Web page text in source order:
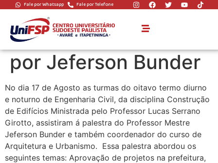
Fale por Whatsapp Fale por Telefone
Engenharia Civil em
Palestra ministrada
por Jeferson Bunder
No dia 17 de Agosto as turmas do oitavo termo diurno
e noturno de Engenharia Civil, da disciplina Construção
de Edifícios Ministrada pelo Professor Lucas Serrano
Girotto, assistiram á palestra do Professor Mestre
Jeferson Bunder e também coordenador do curso de
Arquitetura e Urbanismo. Essa palestra abordou os
seguintes temas: Aprovação de projetos na prefeitura,